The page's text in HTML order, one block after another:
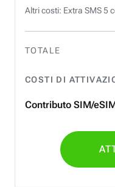
Altri costi: Extra SMS 5
TOTALE
COSTI DI
Contributo SIM/